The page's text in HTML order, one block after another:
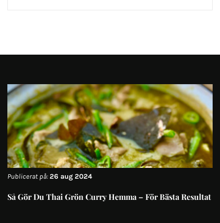
Publicerat på:26 aug 2024
Så Gör Du Thai Grön Curry Hemma – För Bästa Resultat